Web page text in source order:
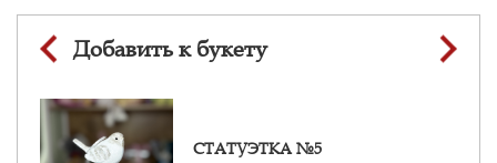
Добавить к букету
СТАТУЭТКА №5